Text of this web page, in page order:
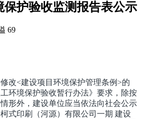
保护验收监测报告表公示
69
<建设项目环境保护管理条例>的
环境保护验收暂行办法》要求，除按
形外，建设单位应当依法向社会公示
式印刷（河源）有限公司一期 建设